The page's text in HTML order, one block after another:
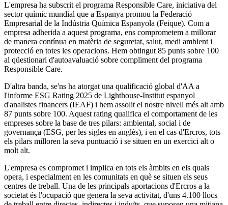
L'empresa ha subscrit el programa Responsible Care, iniciativa del
sector químic mundial que a Espanya promou la Federació
Empresarial de la Indústria Química Espanyola (Feique). Com a
empresa adherida a aquest programa, ens comprometem a millorar
de manera contínua en matèria de seguretat, salut, medi ambient i
protecció en totes les operacions. Hem obtingut 85 punts sobre 100
al qüestionari d'autoavaluació sobre compliment del programa
Responsible Care.
D'altra banda, se'ns ha atorgat una qualificació global d'AA a
l'informe ESG Rating 2025 de Lighthouse-Institut espanyol
d'analistes financers (IEAF) i hem assolit el nostre nivell més alt amb
87 punts sobre 100. Aquest rating qualifica el comportament de les
empreses sobre la base de tres pilars: ambiental, social i de
governança (ESG, per les sigles en anglès), i en el cas d'Ercros, tots
els pilars milloren la seva puntuació i se situen en un exercici alt o
molt alt.
L'empresa es compromet i implica en tots els àmbits en els quals
opera, i especialment en les comunitats en què se situen els seus
centres de treball. Una de les principals aportacions d'Ercros a la
societat és l'ocupació que genera la seva activitat, d'uns 4.100 llocs